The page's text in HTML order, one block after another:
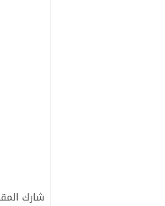
شارك